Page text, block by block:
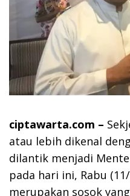
ciptawarta.com –
atau lebih dikenal
dilantik menjadi
pada hari ini, Rabu
merupakan sosok